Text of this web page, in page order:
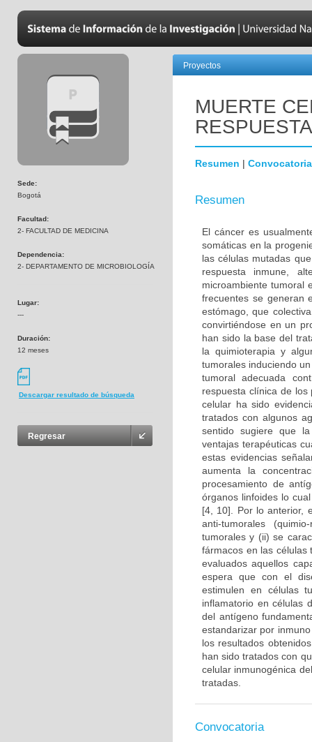
Sede:
Bogotá
Facultad:
2- FACULTAD DE MEDICINA
Dependencia:
2- DEPARTAMENTO DE MICROBIOLOGÍA
Lugar:
---
Duración:
12 meses
Descargar resultado de búsqueda
Regresar
Proyectos
MUERTE
Resumen | Convocatoria
Resumen
El cáncer es
somáticas en la
las células mutadas
respuesta inmune,
microambiente tumoral
frecuentes se generan
estómago, que
convirtiéndose en un
han sido la base del
la quimioterapia y
tumorales induciendo
tumoral adecuada
respuesta clínica de
celular ha sido
tratados con algunos
sentido sugiere que
ventajas terapéuticas
estas evidencias
aumenta la
procesamiento de
órganos linfoides lo
[4, 10]. Por lo anterior,
anti-tumorales
tumorales y (ii) se
fármacos en las células
evaluados aquellos
espera que con el
estimulen en células
inflamatorio en células
del antígeno
estandarizar por
los resultados
han sido tratados con
celular inmunogénica
tratadas.
Convocatoria